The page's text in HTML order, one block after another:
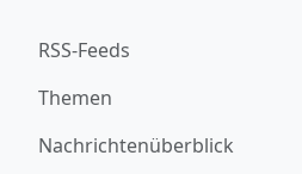
RSS-Feeds
Themen
Nachrichtenüberblick